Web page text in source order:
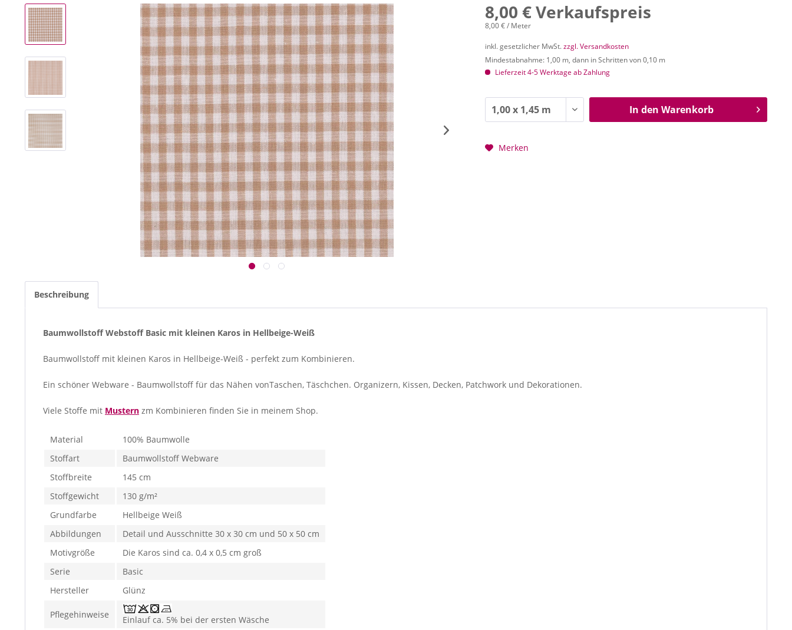
8,00 € Verkaufspreis
8,00 € / Meter
inkl. gesetzlicher MwSt.zzgl. Versandkosten
Mindestabnahme: 1,00 m, dann in Schritten von 0,10 m
Lieferzeit 4-5 Werktage ab Zahlung
In den Warenkorb
Merken
Beschreibung
Baumwollstoff Webstoff Basic mit kleinen Karos in Hellbeige-Weiß
Baumwollstoff mit kleinen Karos in Hellbeige-Weiß - perfekt zum Kombinieren.
Ein schöner Webware - Baumwollstoff für das Nähen vonTaschen, Täschchen. Organizern, Kissen, Decken, Patchwork und Dekorationen.
Viele Stoffe mit Mustern zm Kombinieren finden Sie in meinem Shop.
Material
100% Baumwolle
Stoffart
Baumwollstoff Webware
Stoffbreite
145 cm
Stoffgewicht
130 g/m²
Grundfarbe
Hellbeige Weiß
Abbildungen
Detail und Ausschnitte 30 x 30 cm und 50 x 50 cm
Motivgröße
Die Karos sind ca. 0,4 x 0,5 cm groß
Serie
Basic
Hersteller
Glünz
Pflegehinweise
Einlauf ca. 5% bei der ersten Wäsche